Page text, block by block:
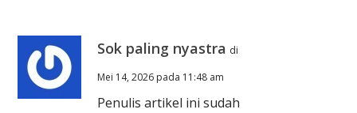
Sok paling nyastra di
Mei 14, 2026 pada 11:48 am
Penulis artikel ini sudah